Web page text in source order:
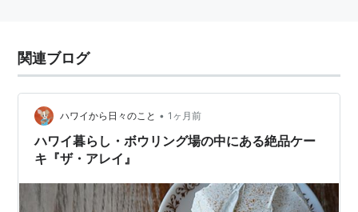
関連ブログ
ハワイから日々のこと • 1ヶ月前
ハワイ暮らし・ボウリング場の中にある絶品ケー
キ『ザ・アレイ』